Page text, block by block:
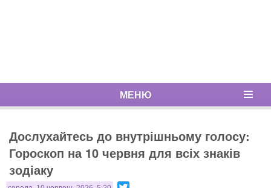
МЕНЮ
Дослухайтесь до внутрішньому голосу:
Гороскоп на 10 червня для всіх знаків
зодіаку